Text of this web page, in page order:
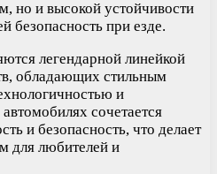
но и высокой устойчивости
безопасность при езде.
легендарной линейкой
обладающих стильным
и
сочетается
и безопасность, что делает
для любителей и